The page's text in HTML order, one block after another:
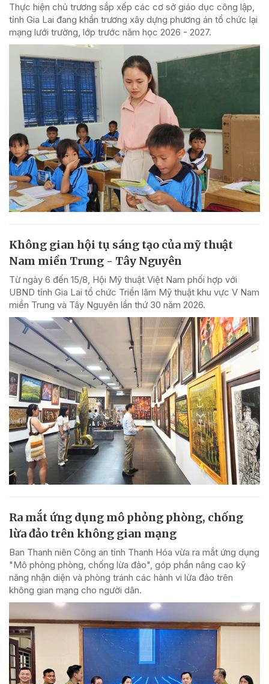
Thực hiện chủ trương sắp xếp các cơ sở giáo dục công lập,
tỉnh Gia Lai đang khẩn trương xây dựng phương án tổ chức lại
mạng lưới trường, lớp trước năm học 2026 - 2027.
Không gian hội tụ sáng tạo của mỹ thuật
Nam miền Trung - Tây Nguyên
Từ ngày 6 đến 15/8, Hội Mỹ thuật Việt Nam phối hợp với
UBND tỉnh Gia Lai tổ chức Triển lãm Mỹ thuật khu vực V Nam
miền Trung và Tây Nguyên lần thứ 30 năm 2026.
Ra mắt ứng dụng mô phỏng phòng, chống
lừa đảo trên không gian mạng
Ban Thanh niên Công an tỉnh Thanh Hóa vừa ra mắt ứng dụng
"Mô phỏng phòng, chống lừa đảo", góp phần nâng cao kỹ
năng nhận diện và phòng tránh các hành vi lừa đảo trên
không gian mạng cho người dân.